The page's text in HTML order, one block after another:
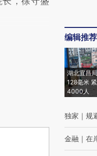
编辑推荐
湖北宜昌
128毫米
4000人
独家 ｜ 规
金融 ｜ 在